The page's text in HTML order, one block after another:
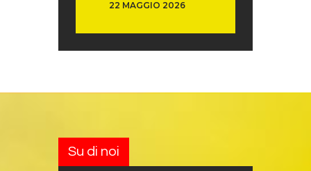
22 MAGGIO 2026
Su di noi